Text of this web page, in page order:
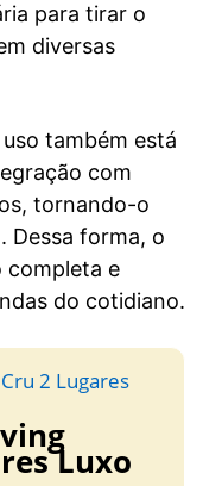
para tirar o
diversas
também está
com
tornando-o
Dessa forma, o
completa e
do cotidiano.
Luxo